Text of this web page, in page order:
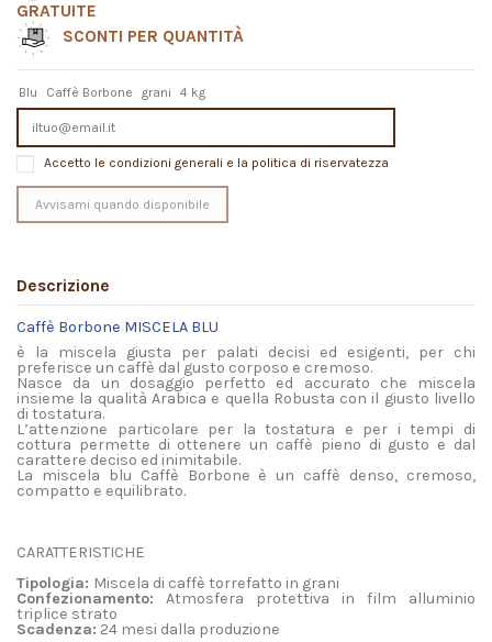
GRATUITE
SCONTI PER QUANTITÀ
Blu Caffè Borbone grani 4 kg
Accetto le condizioni generali e la politica di riservatezza
Descrizione
Caffè Borbone MISCELA BLU
è la miscela giusta per palati decisi ed esigenti, per chi
preferisce un caffè dal gusto corposo e cremoso.
Nasce da un dosaggio perfetto ed accurato che miscela
insieme la qualità Arabica e quella Robusta con il giusto livello
di tostatura.
L’attenzione particolare per la tostatura e per i tempi di
cottura permette di ottenere un caffè pieno di gusto e dal
carattere deciso ed inimitabile.
La miscela blu Caffè Borbone è un caffè denso, cremoso,
compatto e equilibrato.
CARATTERISTICHE
Tipologia: Miscela di caffè torrefatto in grani
Confezionamento: Atmosfera protettiva in film alluminio
triplice strato
Scadenza: 24 mesi dalla produzione